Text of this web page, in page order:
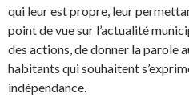
qui leur est propre, leur
point de vue sur l’actualité
des actions, de donner la parole
habitants qui souhaitent
indépendance.